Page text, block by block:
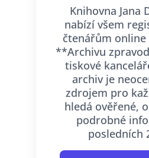
Knihovna Jana
nabízí všem
čtenářům
**Archivu
tiskové
archiv je
zdrojem pro
hledá ověřené,
podrobné
posledních